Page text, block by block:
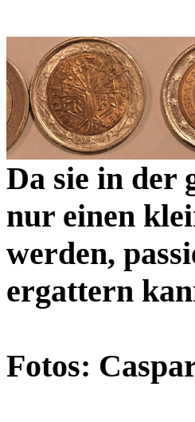
Da sie in der
nur einen
werden,
ergattern
Fotos: